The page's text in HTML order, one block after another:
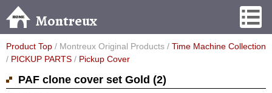
Montreux
Product Top / Montreux Original Products / Time Machine Collection
/ PICKUP PARTS / Pickup Cover
PAF clone cover set Gold (2)